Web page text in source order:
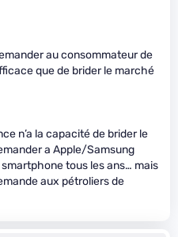
au consommateur de
que de brider le marché
n’a la capacité de brider le
a Apple/Samsung
tous les ans… mais
aux pétroliers de